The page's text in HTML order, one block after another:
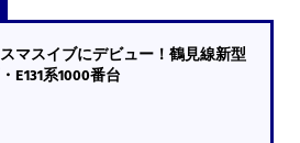
マスイブにデビュー！鶴見線新型
E131系1000番台